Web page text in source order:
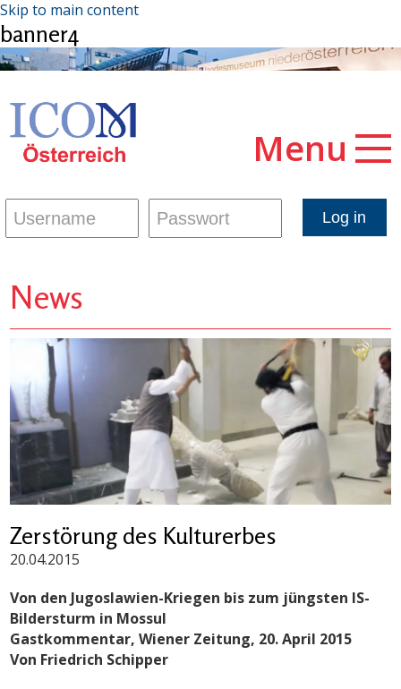
Skip to main content
banner4
Menu
News
Zerstörung des Kulturerbes
20.04.2015
Von den Jugoslawien-Kriegen bis zum jüngsten IS-
Bildersturm in Mossul
Gastkommentar, Wiener Zeitung, 20. April 2015
Von Friedrich Schipper